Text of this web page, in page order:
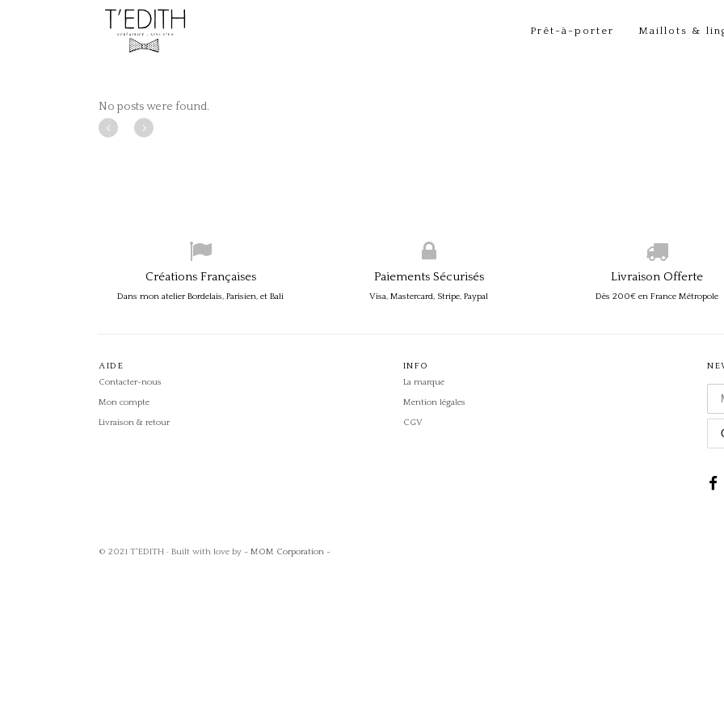
Prêt-à-porter Maillots &
No posts were found.
Créations Françaises
Dans mon atelier Bordelais, Parisien, et Bali
Paiements Sécurisés
Visa, Mastercard, Stripe, Paypal
Livraison Offerte
Dès 200€ en France Métropole
AIDE
Contacter-nous
Mon compte
Livraison & retour
INFO
La marque
Mention légales
CGV
© 2021 T'EDITH · Built with love by - MOM Corporation -